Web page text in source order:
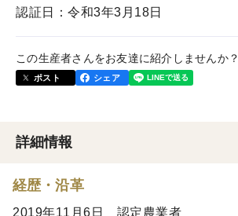
認証日：令和3年3月18日
この生産者さんをお友達に紹介しませんか？
ポスト シェア
詳細情報
経歴・沿革
2019年11月6日 認定農業者